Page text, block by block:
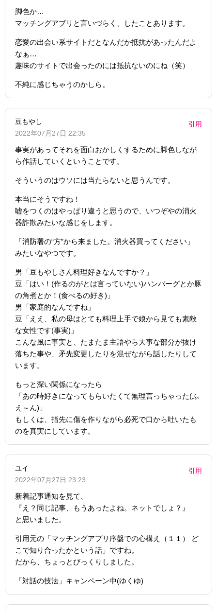
脚色か…
マッチングアブリと言いづらく、したことあります。
恋愛の出会い系サイトだとなんだか抵抗があったんだよ
なぁ…
趣味のサイトで出会ったのには抵抗ないのにね（笑）
不純に感じちゃうのかしら。
豆もやし
2022年07月27日 22:35
引用
事実があってそれを面白おかしくするために脚色しなが
ら作話していくということです。
そういうのはウソには当たらないと思うんです。
本当にそうですね！
嘘をつくのはやっぱり違うと思うので、いつぞやの消火
器詐欺みたいな感じをします。
「消防署の“方”から来ました。消火器買ってください」
みたいなやつです。
男「豆もやしさん料理好きなんですか？」
豆「はい！(作るのがとは言っていない)ハンバーグとか豚
の角煮とか！(食べるの好き)」
男「家庭的なんですね」
豆「ええ、私の母はとても料理上手で娘から見ても素敵
な女性です(事実)」
こんな風に事実と、たまたま主語やら大事な部分が抜け
落ちた事や、矛先変更したりを混ぜながら話したりして
います。
もっと深い関係になったら
「あの時好きになってもらいたくて無理言っちゃった(ふ
え～ん)」
もしくは、指先に傷を作りながら必死で口から吐いたも
のを真実にしています。
ユイ
2022年07月27日 23:23
引用
新着記事通知を見て、
『え？同じ記事、もうあったよね。ネットでしょ？』
と思いました。
引用元の「マッチングアプリ序盤での心構え（１１） ど
こで知り合ったかという話」ですね。
だから、ちょっとびっくりしました。
「対話の技法」キャンペーン中(ゆくゆ)